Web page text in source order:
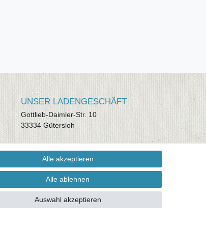
UNSER LADENGESCHÄFT
Gottlieb-Daimler-Str. 10
33334 Gütersloh
ÖFFNUNGSZEITEN
Montag - Dienstag: 8.00 - 18.00 Uhr,
Mittwoch Ruhetag, Donnerstag: 8.00 -
18.00 Uhr, Freitag 8.00 - 14.00 Uhr
KUNDENSERVICE
Alle akzeptieren
Alle ablehnen
Auswahl akzeptieren